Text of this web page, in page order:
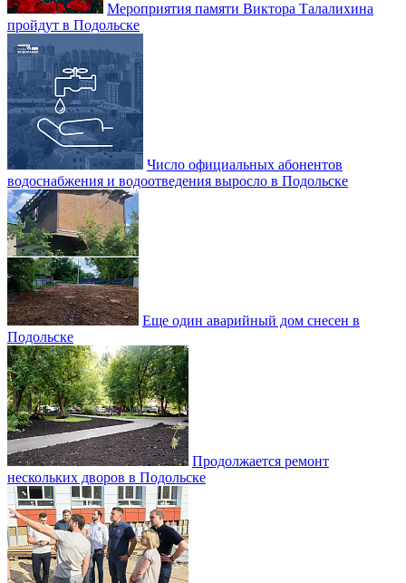
Мероприятия памяти Виктора Талалихина
пройдут в Подольске
Число официальных абонентов
водоснабжения и водоотведения выросло в Подольске
Еще один аварийный дом снесен в
Подольске
Продолжается ремонт
нескольких дворов в Подольске